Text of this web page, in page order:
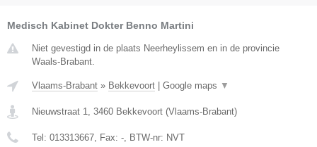
Medisch Kabinet Dokter Benno Martini
Niet gevestigd in de plaats Neerheylissem en in de provincie
Waals-Brabant.
Vlaams-Brabant » Bekkevoort Google maps ▼
Nieuwstraat 1, 3460 Bekkevoort (Vlaams-Brabant)
Tel: 013313667, Fax: -, BTW-nr: NVT